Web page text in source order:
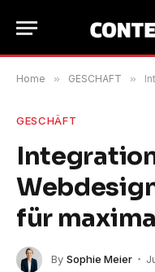
Home » GESCHÄFT »
GESCHÄFT
für
By Sophie Meier